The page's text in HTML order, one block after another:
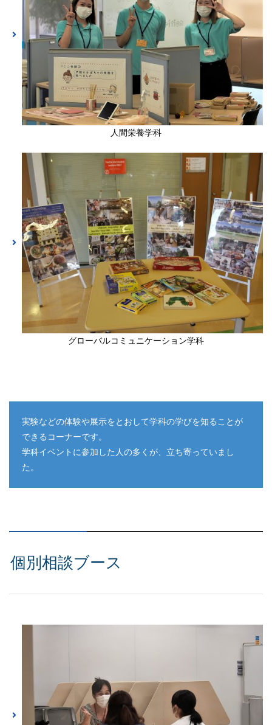
人間栄養学科
グローバルコミュニケーション学科
実験などの体験や展示をとおして学科の学びを知ることが
できるコーナーです。
学科イベントに参加した人の多くが、立ち寄っていまし
た。
個別相談ブース